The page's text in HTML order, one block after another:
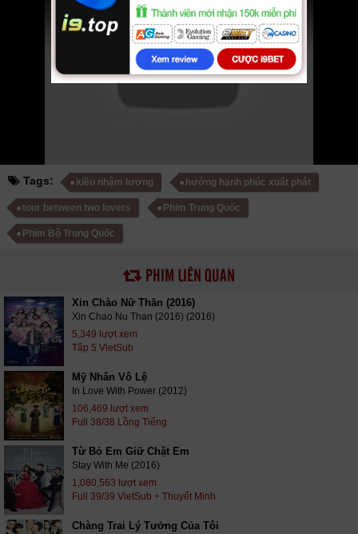
cliphub bichill kenhphim phim14 phimmediatv motphim
thegioiphim motchill ssphim phimnet luotphim vuighe
hoathinhkungfu hhpanda... Thể loại phim: Tâm Lý -
Tình Cảm cập nhật phụ đề Vietsub nhanh nhất, xem online nhanh nhất.
Tải link fshare drive và download phim Hướng Hạnh Phúc Xuất Phát vtv
Hướng Hạnh Phúc Xuất PhátTập 11 VietSub
Tags: kiều nhậm lương hướng hạnh phúc xuất phát
tour between two lovers Phim Trung Quốc
Phim Bộ Trung Quốc
PHIM LIÊN QUAN
Xin Chào Nữ Thần (2016)
Xin Chao Nu Than (2016) (2016)
5,349 lượt xem
Tập 5 VietSub
Mỹ Nhân Vô Lệ
In Love With Power (2012)
106,469 lượt xem
Full 38/38 Lồng Tiếng
Từ Bỏ Em Giữ Chặt Em
Stay With Me (2016)
1,080,563 lượt xem
Full 39/39 VietSub + Thuyết Minh
Chàng Trai Lý Tưởng Của Tôi